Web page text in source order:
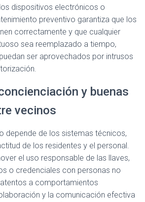
dispositivos electrónicos o
preventivo garantiza que los
correctamente y que cualquier
sea reemplazado a tiempo,
ser aprovechados por intrusos
y buenas
vecinos
depende de los sistemas técnicos,
de los residentes y el personal.
el uso responsable de las llaves,
o credenciales con personas no
a comportamientos
y la comunicación efectiva